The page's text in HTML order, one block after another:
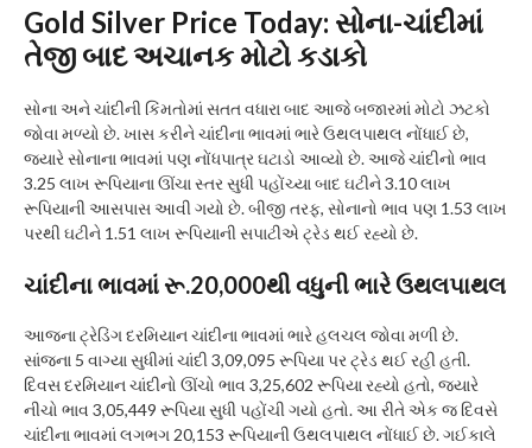
Gold Silver Price Today: સોના-ચાંદીમાં
તેજી બાદ અચાનક મોટો કડાકો
સોના અને ચાંદીની કિંમતોમાં સતત વધારા બાદ આજે બજારમાં મોટો ઝટકો
જોવા મળ્યો છે. ખાસ કરીને ચાંદીના ભાવમાં ભારે ઉથલપાથલ નોંધાઈ છે,
જ્યારે સોનાના ભાવમાં પણ નોંધપાત્ર ઘટાડો આવ્યો છે. આજે ચાંદીનો ભાવ
3.25 લાખ રૂપિયાના ઊંચા સ્તર સુધી પહોંચ્યા બાદ ઘટીને 3.10 લાખ
રૂપિયાની આસપાસ આવી ગયો છે. બીજી તરફ, સોનાનો ભાવ પણ 1.53 લાખ
પરથી ઘટીને 1.51 લાખ રૂપિયાની સપાટીએ ટ્રેડ થઈ રહ્યો છે.
ચાંદીના ભાવમાં રૂ.20,000થી વધુની ભારે ઉથલપાથલ
આજના ટ્રેડિંગ દરમિયાન ચાંદીના ભાવમાં ભારે હલચલ જોવા મળી છે.
સાંજના 5 વાગ્યા સુધીમાં ચાંદી 3,09,095 રૂપિયા પર ટ્રેડ થઈ રહી હતી.
દિવસ દરમિયાન ચાંદીનો ઊંચો ભાવ 3,25,602 રૂપિયા રહ્યો હતો, જ્યારે
નીચો ભાવ 3,05,449 રૂપિયા સુધી પહોંચી ગયો હતો. આ રીતે એક જ દિવસે
ચાંદીના ભાવમાં લગભગ 20,153 રૂપિયાની ઉથલપાથલ નોંધાઈ છે. ગઈકાલે